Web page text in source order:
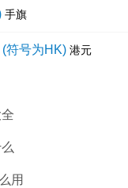
手旗
符号为HK) 港元
用